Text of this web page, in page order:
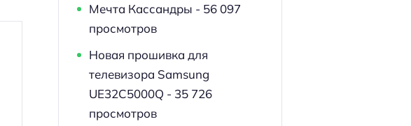
Мечта Кассандры - 56 097
просмотров
Новая прошивка для
телевизора Samsung
UE32C5000Q - 35 726
просмотров